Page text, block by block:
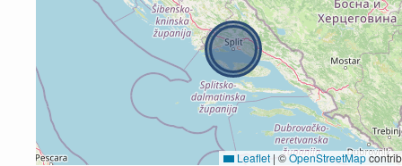
Leaflet | ©OpenStreetMap